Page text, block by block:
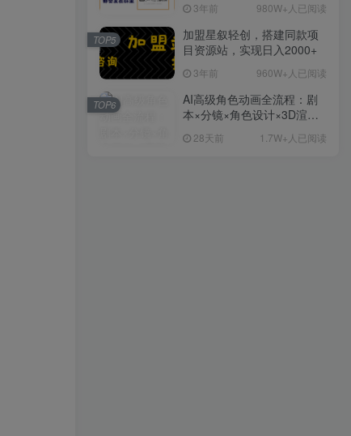
3年前 980W+人已阅读
加盟星叙轻创，搭建同款项
目资源站，实现日入2000+
3年前 960W+人已阅读
TOP5
AI高级角色动画全流程：剧
本×分镜×角色设计×3D渲染×
式教学
28天前 1.7W+人已阅读
TOP6